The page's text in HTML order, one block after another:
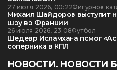
27 июля 2026, 00:22Фигурное
Михаил Шайдоров выступит
шоу во Франции
26 июля 2026, 23:08Футбол
Шедевр Исламхана помог
соперника в КПЛ
НОВОСТИ. НОВОСТИ